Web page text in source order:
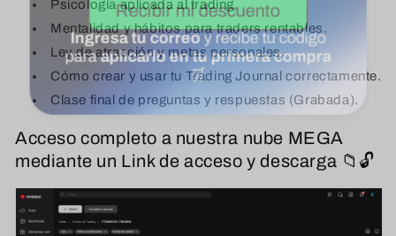
Psicología aplicada al trading.
Mentalidad y hábitos para traders rentables.
Ley de atracción y metas personales.
Cómo crear y usar tu Trading Journal correctamente.
Clase final de preguntas y respuestas (Grabada).
Acceso completo a nuestra nube MEGA
mediante un Link de acceso y descarga 📁🔓